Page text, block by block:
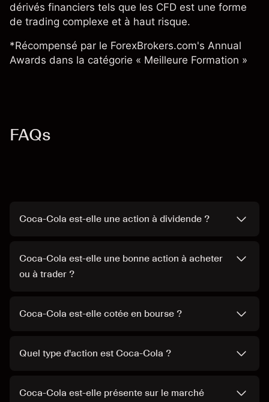
dérivés financiers tels que les CFD est une forme
de trading complexe et à haut risque.
*Récompensé par le ForexBrokers.com's Annual
Awards dans la catégorie « Meilleure Formation »
FAQs
Coca-Cola est-elle une action à dividende ?
Coca-Cola est-elle une bonne action à acheter
ou à trader ?
Coca-Cola est-elle cotée en bourse ?
Quel type d'action est Coca-Cola ?
Coca-Cola est-elle présente sur le marché